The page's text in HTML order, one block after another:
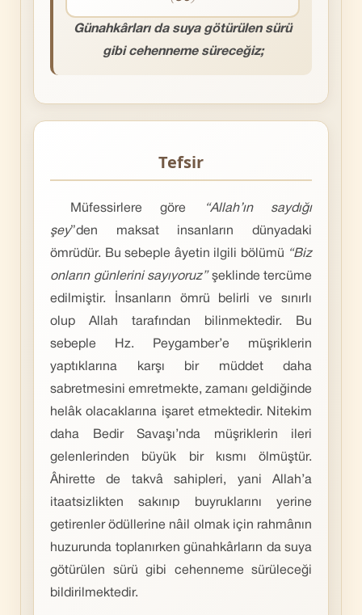
Günahkârları da suya götürülen sürü
gibi cehenneme süreceğiz;
Tefsir
Müfessirlere göre
“Allah’ın saydığı
şey”den maksat insanların dünyadaki
ömrüdür. Bu sebeple âyetin ilgili bölümü “Biz
onların günlerini sayıyoruz”şeklinde tercüme
edilmiştir. İnsanların ömrü belirli ve sınırlı
olup Allah tarafından bilinmektedir. Bu
sebeple Hz. Peygamber’e müşriklerin
yaptıklarına karşı bir müddet daha
sabretmesini emretmekte, zamanı geldiğinde
helâk olacaklarına işaret etmektedir. Nitekim
daha Bedir Savaşı’nda müşriklerin ileri
gelenlerinden büyük bir kısmı ölmüştür.
Âhirette de takvâ sahipleri, yani Allah’a
itaatsizlikten sakınıp buyruklarını yerine
getirenler ödüllerine nâil olmak için rahmânın
huzurunda toplanırken günahkârların da suya
götürülen sürü gibi cehenneme sürüleceği
bildirilmektedir.